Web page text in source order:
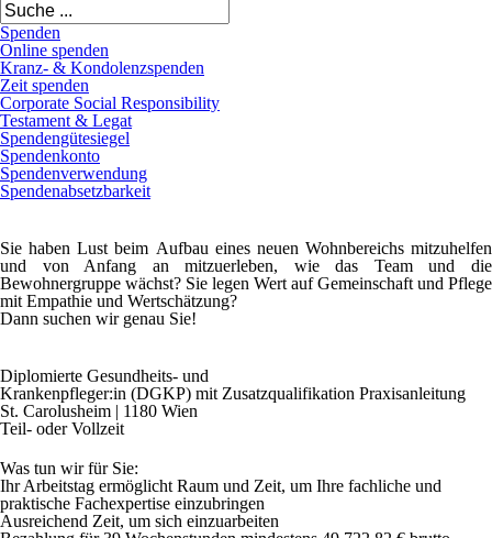
Spenden
Online spenden
Kranz- & Kondolenzspenden
Zeit spenden
Corporate Social Responsibility
Testament & Legat
Spendengütesiegel
Spendenkonto
Spendenverwendung
Spendenabsetzbarkeit
Sie haben Lust beim Aufbau eines neuen Wohnbereichsmitzuhelfen
und von Anfang an mitzuerleben, wie das Team und die
Bewohnergruppe wächst? Sie legen Wert auf Gemeinschaft und Pflege
mit Empathie und Wertschätzung?
Dann suchen wir genau Sie!
Diplomierte Gesundheits- und
Krankenpfleger:in (DGKP) mit Zusatzqualifikation Praxisanleitung
St. Carolusheim | 1180 Wien
Teil- oder Vollzeit
Was tun wir für Sie:
Ihr Arbeitstag ermöglicht Raum und Zeit, um Ihre fachliche und
praktische Fachexpertise einzubringen
Ausreichend Zeit, um sich einzuarbeiten